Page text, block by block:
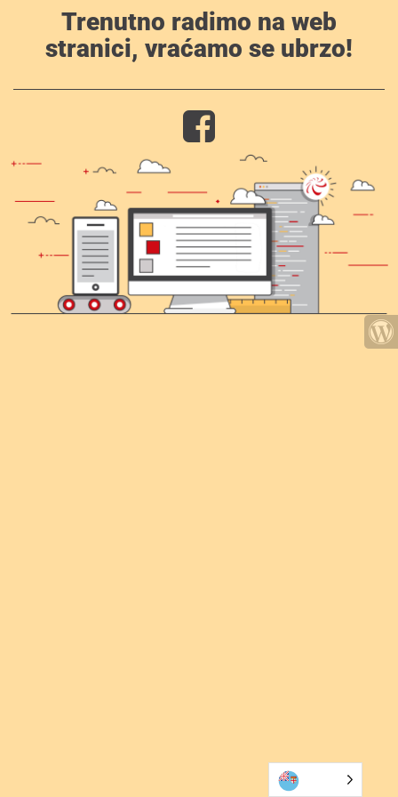
Trenutno radimo na web
stranici, vraćamo se ubrzo!